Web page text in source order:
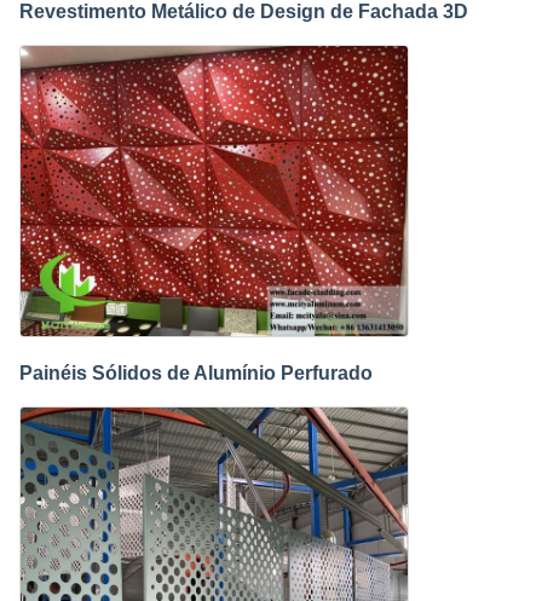
Revestimento Metálico de Design de Fachada 3D
Painéis Sólidos de Alumínio Perfurado